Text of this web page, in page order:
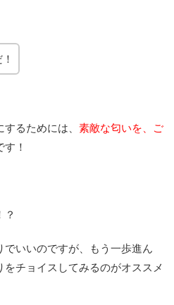
るためには、 素敵な匂いを、
ご
！
？
いいのですが、もう一歩進ん
チョイスしてみるのがオススメ